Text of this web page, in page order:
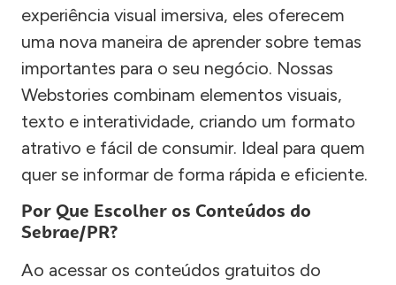
experiência visual imersiva, eles oferecem
uma nova maneira de aprender sobre temas
importantes para o seu negócio. Nossas
Webstories combinam elementos visuais,
texto e interatividade, criando um formato
atrativo e fácil de consumir. Ideal para quem
quer se informar de forma rápida e eficiente.
Por Que Escolher os Conteúdos do
Sebrae/PR?
Ao acessar os conteúdos gratuitos do